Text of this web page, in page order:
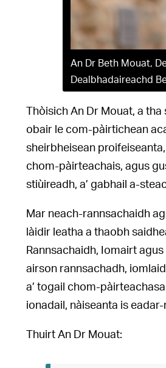
An Dr Beth Mouat,
Dealbhadaireachd
Thòisich An Dr Mouat, a
obair le com-pàirtichean
sheirbheisean
chom-pàirteachais, agus
stiùireadh, a’ gabhail a-
Mar neach-rannsachaidh
làidir leatha a thaobh
Rannsachaidh, Iomairt
airson rannsachadh,
a’ togail chom-
ionadail, nàiseanta is eadar-
Thuirt An Dr Mouat: